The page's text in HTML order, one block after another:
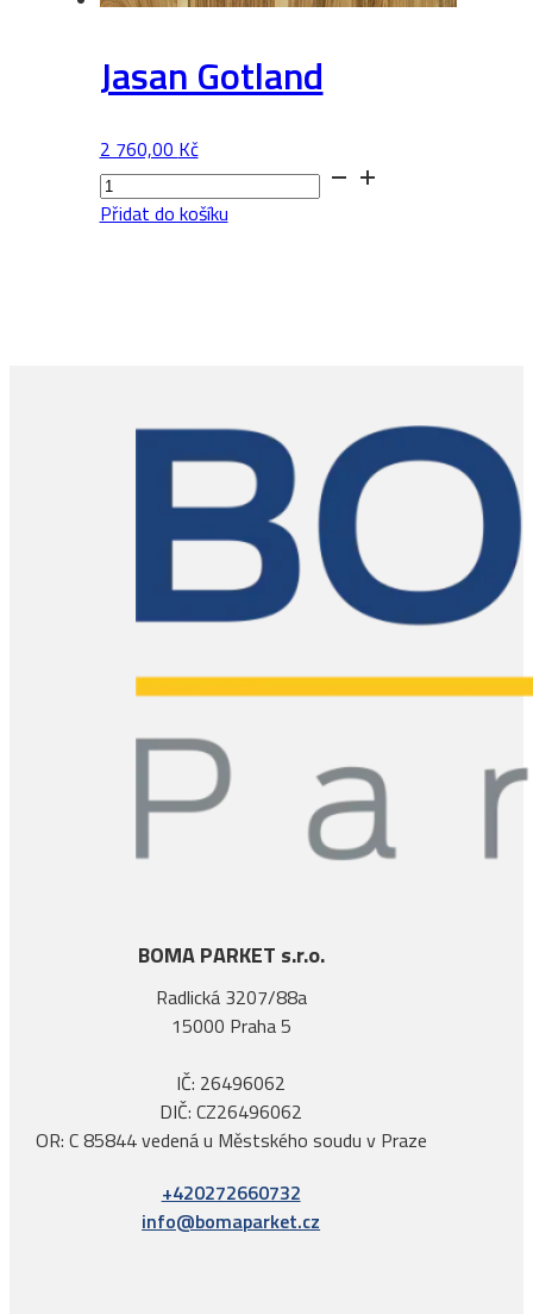
Jasan Gotland
2 760,00 Kč
Jasan
Gotland
Přidat do košíku
BOMA PARKET s.r.o.
Radlická 3207/88a
15000 Praha 5
IČ: 26496062
DIČ: CZ26496062
OR: C 85844 vedená u Městského soudu v Praze
+420272660732
info@bomaparket.cz